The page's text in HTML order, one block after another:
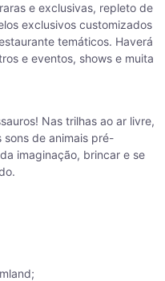
e exclusivas, repleto de
exclusivos customizados
temáticos. Haverá
e eventos, shows e muita
Nas trilhas ao ar livre,
sons de animais pré-
imaginação, brincar e se